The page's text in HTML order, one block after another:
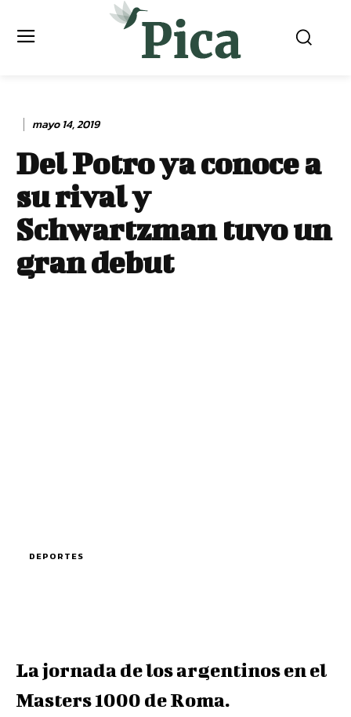
mayo 14, 2019
Del Potro ya conoce a
su rival y
Schwartzman tuvo un
gran debut
DEPORTES
La jornada de los argentinos en el
Masters 1000 de Roma.